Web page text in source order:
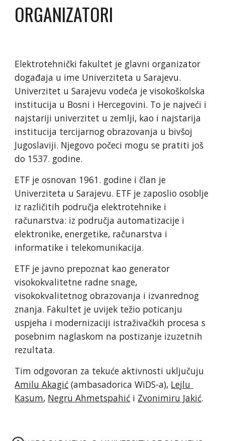
ORGANIZATORI
Elektrotehnički fakultet je glavni organizator
događaja u ime Univerziteta u Sarajevu.
Univerzitet u Sarajevu vodeća je visokoškolska
institucija u Bosni i Hercegovini. To je najveći i
najstariji univerzitet u zemlji, kao i najstarija
institucija tercijarnog obrazovanja u bivšoj
Jugoslaviji. Njegovo počeci mogu se pratiti još
do 1537. godine.
ETF je osnovan 1961. godine i član je
Univerziteta u Sarajevu. ETF je zaposlio osoblje
iz različitih područja elektrotehnike i
računarstva: iz područja automatizacije i
elektronike, energetike, računarstva i
informatike i telekomunikacija.
ETF je javno prepoznat kao generator
visokokvalitetne radne snage,
visokokvalitetnog obrazovanja i izvanrednog
znanja. Fakultet je uvijek težio poticanju
uspjeha i modernizaciji istraživačkih procesa s
posebnim naglaskom na postizanje izuzetnih
rezultata.
Amilu Akagić (ambasadorica WiDS-a), Lejlu
Kasum, Negru Ahmetspahić i Zvonimiru Jakić.